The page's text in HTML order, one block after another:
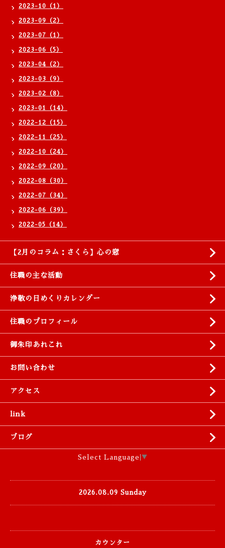
2023-10（1）
2023-09（2）
2023-07（1）
2023-06（5）
2023-04（2）
2023-03（9）
2023-02（8）
2023-01（14）
2022-12（15）
2022-11（25）
2022-10（24）
2022-09（20）
2022-08（30）
2022-07（34）
2022-06（39）
2022-05（14）
【2月のコラム：さくら】心の窓
住職の主な活動
浄敬の日めくりカレンダー
住職のプロフィール
御朱印あれこれ
お問い合わせ
アクセス
link
ブログ
Select Language ▼
2026.08.09 Sunday
カウンター